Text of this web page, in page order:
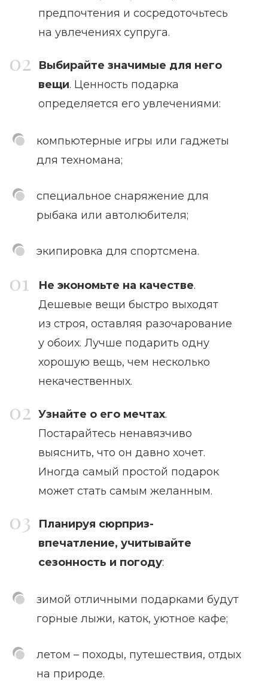
предпочтения и сосредоточьтесь
на увлечениях супруга.
Выбирайте значимые для него
вещи. Ценность подарка
определяется его увлечениями:
компьютерные игры или гаджеты
для техномана;
специальное снаряжение для
рыбака или автолюбителя;
экипировка для спортсмена.
Не экономьте на качестве.
Дешевые вещи быстро выходят
из строя, оставляя разочарование
у обоих. Лучше подарить одну
хорошую вещь, чем несколько
некачественных.
Узнайте о его мечтах.
Постарайтесь ненавязчиво
выяснить, что он давно хочет.
Иногда самый простой подарок
может стать самым желанным.
Планируя сюрприз-
впечатление, учитывайте
сезонность и погоду:
зимой отличными подарками будут
горные лыжи, каток, уютное кафе;
летом – походы, путешествия, отдых
на природе.